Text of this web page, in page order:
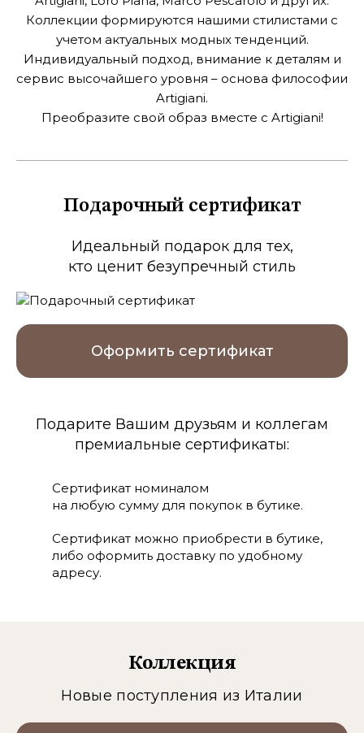
Коллекции формируются нашими стилистами с
учетом актуальных модных тенденций.
Индивидуальный подход, внимание к деталям и
сервис высочайшего уровня – основа философии
Artigiani.
Преобразите свой образ вместе с Artigiani!
Подарочный сертификат
Идеальный подарок для тех,
кто ценит безупречный стиль
Оформить сертификат
Подарите Вашим друзьям и коллегам
премиальные сертификаты:
Сертификат номиналом
на любую сумму для покупок в бутике.
Сертификат можно приобрести в бутике,
либо оформить доставку по удобному
адресу.
Коллекция
Новые поступления из Италии